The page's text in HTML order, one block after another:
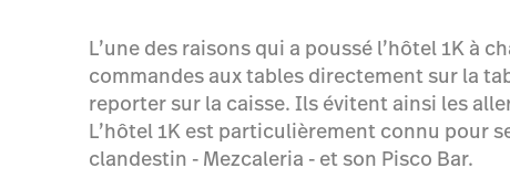
L’une des raisons qui a poussé l’hôtel 1K à
commandes aux tables directement sur la
reporter sur la caisse. Ils évitent ainsi les
L’hôtel 1K est particulièrement connu pour
clandestin - Mezcaleria - et son Pisco Bar.